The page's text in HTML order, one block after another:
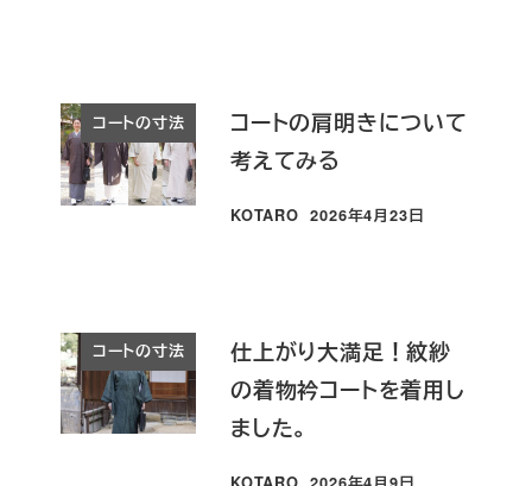
コートの寸法
コートの肩明きについて
考えてみる
KOTARO
投稿日
2026年4月23日
コートの寸法
仕上がり大満足！紋紗
の着物衿コートを着用し
ました。